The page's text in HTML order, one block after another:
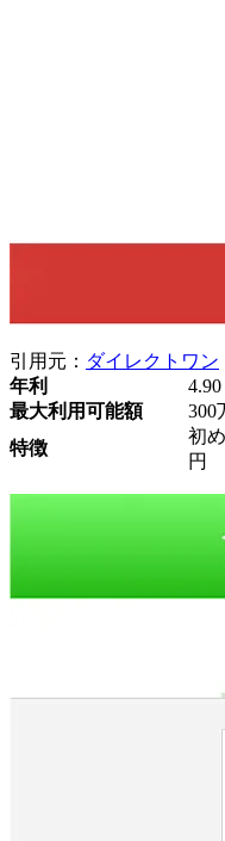
引用元： ダイレクトワン
年利
最大利用可能額
300
特徴
初
円